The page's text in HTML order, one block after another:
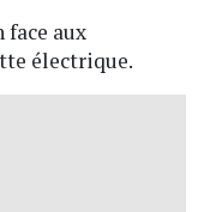
aux
électrique.